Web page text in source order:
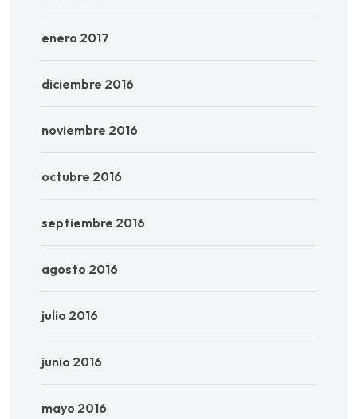
enero 2017
diciembre 2016
noviembre 2016
octubre 2016
septiembre 2016
agosto 2016
julio 2016
junio 2016
mayo 2016